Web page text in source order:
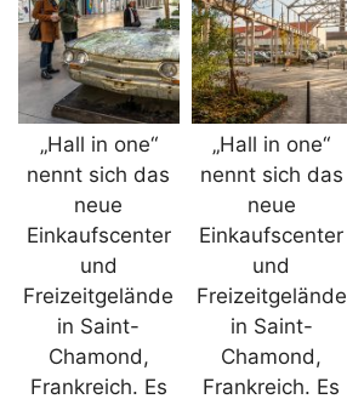
„Hall in one“
nennt sich das
neue
Einkaufscenter
und
Freizeitgelände
in Saint-
Chamond,
Frankreich. Es
„Hall in one“
nennt sich das
neue
Einkaufscenter
und
Freizeitgelände
in Saint-
Chamond,
Frankreich. Es